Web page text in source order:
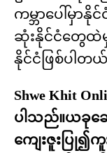
ကမ္ဘာပေါ်မှာ
ဆုံးနိုင်ငံတွေထဲ
နိုင်ငံဖြစ်ပါတ
Shwe Khit
ပါသည်။ယခုဆေ
ကျေးဇူးပြု၍ကူ